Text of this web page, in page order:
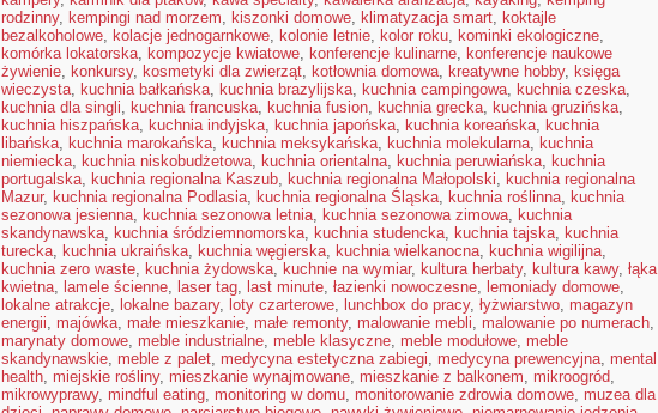
rodzinny, kempingi nad morzem, kiszonki domowe, klimatyzacja smart, koktajle
bezalkoholowe, kolacje jednogarnkowe, kolonie letnie, kolor roku, kominki ekologiczne,
komórka lokatorska, kompozycje kwiatowe, konferencje kulinarne, konferencje naukowe
żywienie, konkursy, kosmetyki dla zwierząt, kotłownia domowa, kreatywne hobby, księga
wieczysta, kuchnia bałkańska, kuchnia brazylijska, kuchnia campingowa, kuchnia czeska,
kuchnia dla singli, kuchnia francuska, kuchnia fusion, kuchnia grecka, kuchnia gruzińska,
kuchnia hiszpańska, kuchnia indyjska, kuchnia japońska, kuchnia koreańska, kuchnia
libańska, kuchnia marokańska, kuchnia meksykańska, kuchnia molekularna, kuchnia
niemiecka, kuchnia niskobudżetowa, kuchnia orientalna, kuchnia peruwiańska, kuchnia
portugalska, kuchnia regionalna Kaszub, kuchnia regionalna Małopolski, kuchnia regionalna
Mazur, kuchnia regionalna Podlasia, kuchnia regionalna Śląska, kuchnia roślinna, kuchnia
sezonowa jesienna, kuchnia sezonowa letnia, kuchnia sezonowa zimowa, kuchnia
skandynawska, kuchnia śródziemnomorska, kuchnia studencka, kuchnia tajska, kuchnia
turecka, kuchnia ukraińska, kuchnia węgierska, kuchnia wielkanocna, kuchnia wigilijna,
kuchnia zero waste, kuchnia żydowska, kuchnie na wymiar, kultura herbaty, kultura kawy, łąka
kwietna, lamele ścienne, laser tag, last minute, łazienki nowoczesne, lemoniady domowe,
lokalne atrakcje, lokalne bazary, loty czarterowe, lunchbox do pracy, łyżwiarstwo, magazyn
energii, majówka, małe mieszkanie, małe remonty, malowanie mebli, malowanie po numerach,
marynaty domowe, meble industrialne, meble klasyczne, meble modułowe, meble
skandynawskie, meble z palet, medycyna estetyczna zabiegi, medycyna prewencyjna, mental
health, miejskie rośliny, mieszkanie wynajmowane, mieszkanie z balkonem, mikroogród,
mikrowyprawy, mindful eating, monitoring w domu, monitorowanie zdrowia domowe, muzea dla